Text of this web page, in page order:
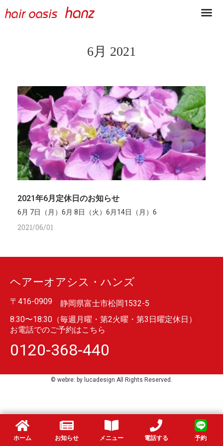
ホーム お知らせ メニュー 電話する 予約
6月 2021
2021年6月定休日のお知らせ
6月 7日（月）6月 8日（火）6月14日（月）6
2021/06/01
ヘアーオアシス・ハンズ
〒416-0909
静岡県富士市松岡1532-5
8:30〜18:30（毎週月曜・第2火曜・第3日曜定休日）
お電話でのご予約はこちら
0120-368-440
©︎ webre: by lucadesign All Rights Reserved.